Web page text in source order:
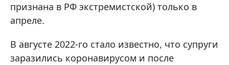
признана в РФ экстремистской) только в
апреле.
В августе 2022-го стало известно, что супруги
заразились коронавирусом и после